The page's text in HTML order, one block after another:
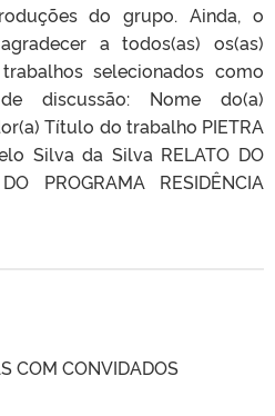
do grupo. Ainda, o
a todos(as) os(as)
selecionados como
discussão: Nome do(a)
Título do trabalho PIETRA
Silva da Silva RELATO DO
PROGRAMA RESIDÊNCIA
COM CONVIDADOS